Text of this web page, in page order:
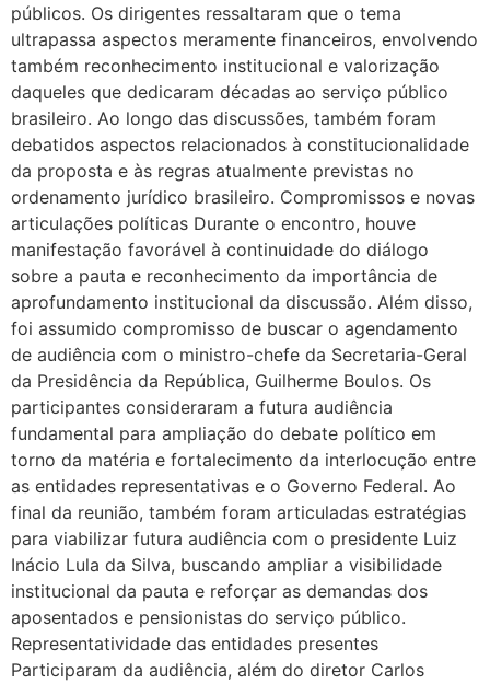
públicos. Os dirigentes ressaltaram que o tema
ultrapassa aspectos meramente financeiros, envolvendo
também reconhecimento institucional e valorização
daqueles que dedicaram décadas ao serviço público
brasileiro. Ao longo das discussões, também foram
debatidos aspectos relacionados à constitucionalidade
da proposta e às regras atualmente previstas no
ordenamento jurídico brasileiro. Compromissos e novas
articulações políticas Durante o encontro, houve
manifestação favorável à continuidade do diálogo
sobre a pauta e reconhecimento da importância de
aprofundamento institucional da discussão. Além disso,
foi assumido compromisso de buscar o agendamento
de audiência com o ministro-chefe da Secretaria-Geral
da Presidência da República, Guilherme Boulos. Os
participantes consideraram a futura audiência
fundamental para ampliação do debate político em
torno da matéria e fortalecimento da interlocução entre
as entidades representativas e o Governo Federal. Ao
final da reunião, também foram articuladas estratégias
para viabilizar futura audiência com o presidente Luiz
Inácio Lula da Silva, buscando ampliar a visibilidade
institucional da pauta e reforçar as demandas dos
aposentados e pensionistas do serviço público.
Representatividade das entidades presentes
Participaram da audiência, além do diretor Carlos